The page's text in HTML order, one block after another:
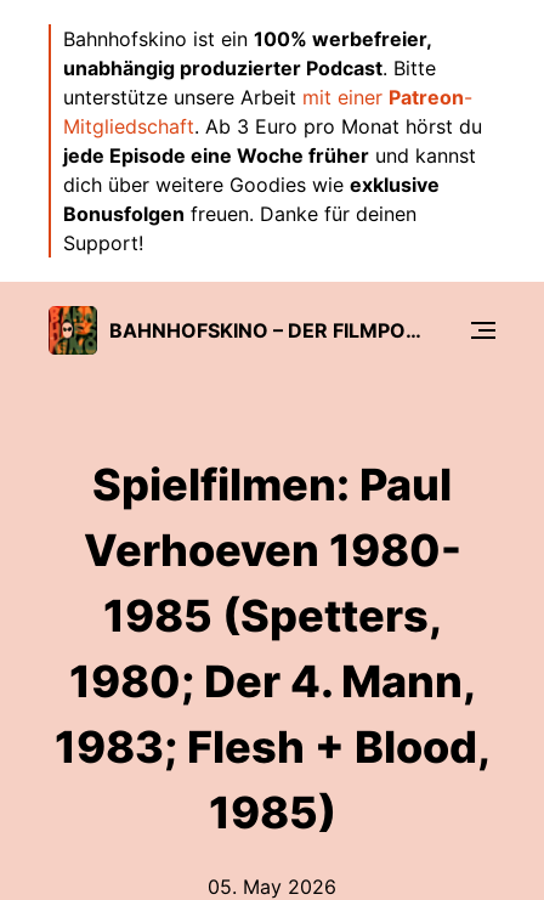
Bahnhofskino ist ein 100% werbefreier,
unabhängig produzierter Podcast. Bitte
unterstütze unsere Arbeit mit einer Patreon-
Mitgliedschaft. Ab 3 Euro pro Monat hörst du
jede Episode eine Woche früher und kannst
dich über weitere Goodies wie exklusive
Bonusfolgen freuen. Danke für deinen
Support!
BAHNHOFSKINO – DER FILMPODCAST VON A BIS SLEAZE
Spielfilmen: Paul
Verhoeven 1980-
1985 (Spetters,
1980; Der 4. Mann,
1983; Flesh + Blood,
1985)
05. May 2026